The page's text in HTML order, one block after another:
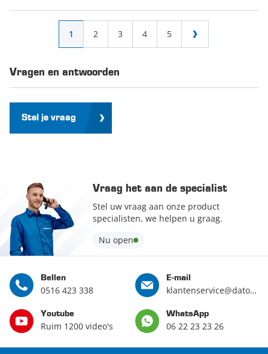
U lees momenteel pagina
1 Pagina
2 Pagina
3 Pagina
4 Pagina
5 Pagina
Vragen en antwoorden
Stel je vraag
Vraag het aan de specialist
Stel uw vraag aan onze product
specialisten, we helpen u graag.
Nu open
Bellen
0516 423 338
E-mail
klantenservice@datona.nl
Youtube
Ruim 1200 video's
WhatsApp
06 22 23 23 26